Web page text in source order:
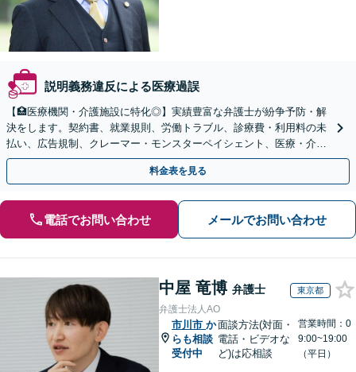
説明義務違反による医療過誤
【🏥医療機関・介護施設に特化◎】実績豊富な弁護士が紛争予防・解
決をします。契約書、就業規則、労働トラブル、診療費・利用料の未
払い、広告規制、クレーマー・モンスターペイシェント、医療・介護
事故などに対応【顧問契約あり】
料金表を見る
電話でお問い合わせ メールでお問い合わせ
中屋 竜博 弁護士 東京都
弁護士法人AO
市川市 か
らも相談
受付中
面談方法(対面・
電話・ビデオな
ど)は応相談
営業時間：0
9:00~19:00
（平日）